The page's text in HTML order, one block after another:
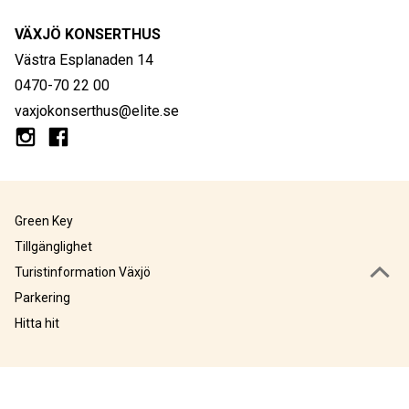
VÄXJÖ KONSERTHUS
Västra Esplanaden 14
0470-70 22 00
vaxjokonserthus@elite.se
Green Key
Tillgänglighet
Turistinformation Växjö
Parkering
Hitta hit